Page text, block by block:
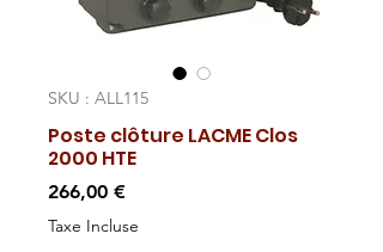
SKU : ALL115
Poste clôture LACME Clos
2000 HTE
266,00 €Prix
Taxe Incluse